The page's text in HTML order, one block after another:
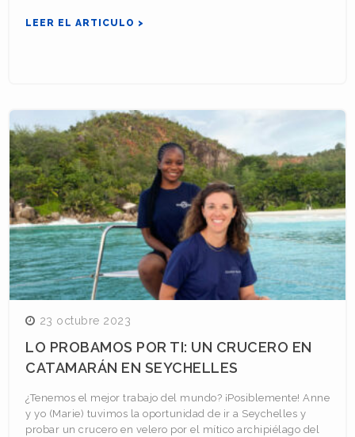
LEER EL ARTICULO >
23 octubre 2023
LO PROBAMOS POR TI: UN CRUCERO EN
CATAMARÁN EN SEYCHELLES
¿Tenemos el mejor trabajo del mundo? ¡Posiblemente! Anne
y yo (Marie) tuvimos la oportunidad de ir a Seychelles y
probar un crucero en velero por el mítico archipiélago del